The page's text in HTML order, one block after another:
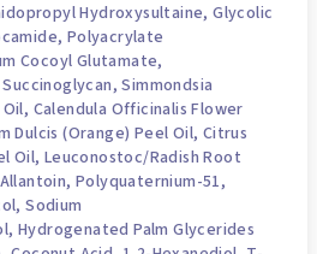
Hydroxysultaine, Glycolic
Polyacrylate
Cocoyl Glutamate,
Simmondsia
Calendula Officinalis Flower
Dulcis (Orange) Peel Oil, Citrus
Oil, Leuconostoc/Radish Root
Polyquaternium-51,
,Sodium
, Hydrogenated Palm Glycerides